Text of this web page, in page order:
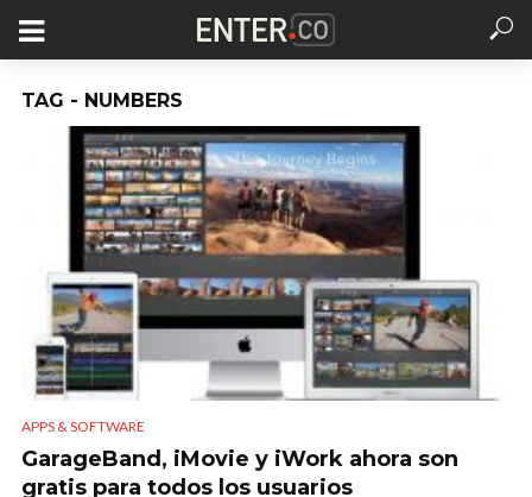
TAG - NUMBERS
APPS & SOFTWARE
GarageBand, iMovie y iWork ahora son
gratis para todos los usuarios